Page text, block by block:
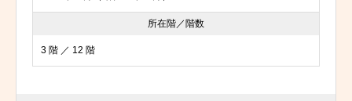
所在階／階数
3 階 ／ 12 階